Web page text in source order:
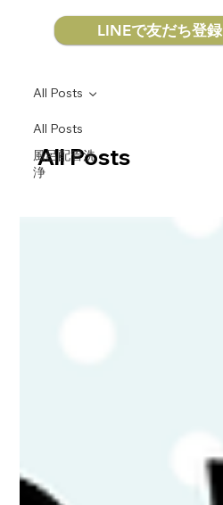
LINEで友だち登録
All Posts
風呂配管洗
浄
All Posts
All Posts